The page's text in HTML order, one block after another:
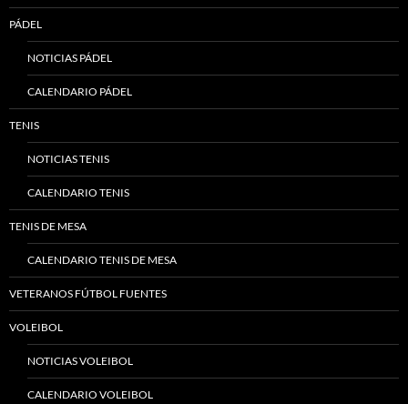
PÁDEL
NOTICIAS PÁDEL
CALENDARIO PÁDEL
TENIS
NOTICIAS TENIS
CALENDARIO TENIS
TENIS DE MESA
CALENDARIO TENIS DE MESA
VETERANOS FÚTBOL FUENTES
VOLEIBOL
NOTICIAS VOLEIBOL
CALENDARIO VOLEIBOL